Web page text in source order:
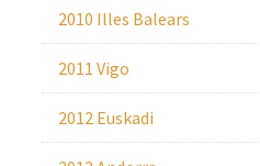
2010 Illes Balears
2011 Vigo
2012 Euskadi